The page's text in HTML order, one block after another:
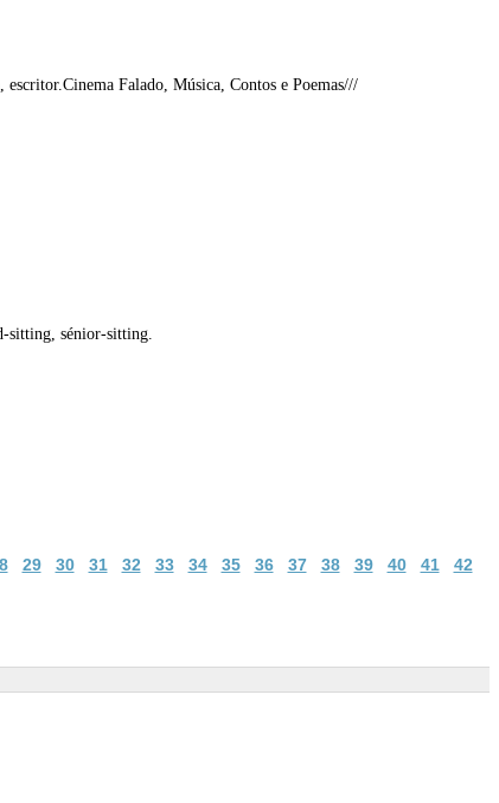
Falado, Música, Contos e Poemas///
sitting, sénior-sitting.
29 30 31 32 33 34 35 36 37 38 39 40 41
42